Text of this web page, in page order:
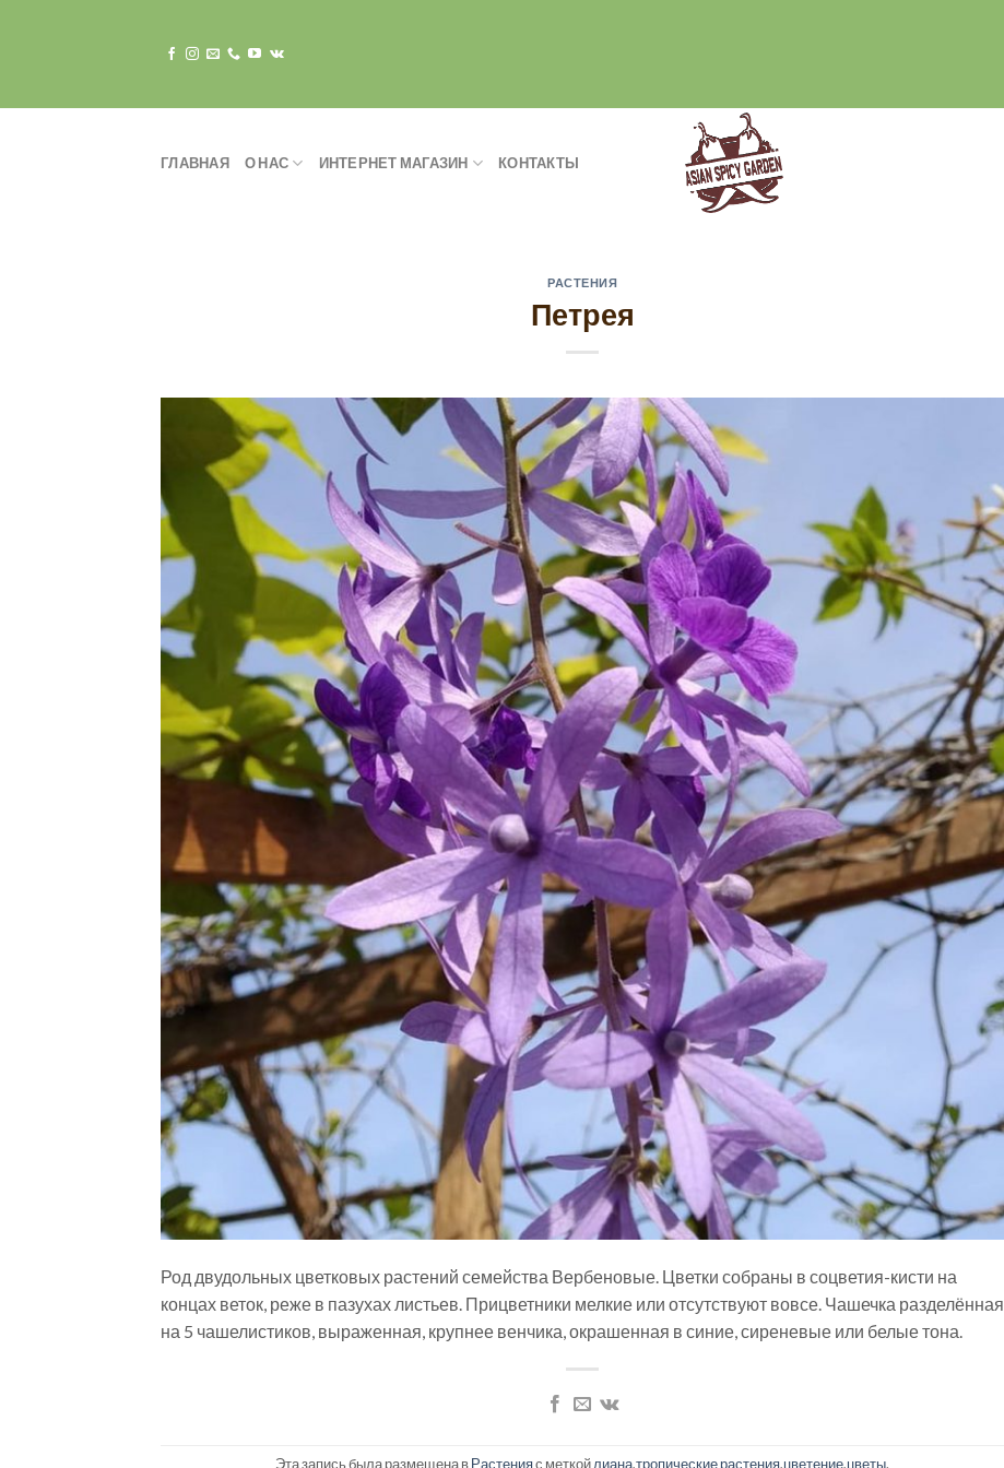
ГЛАВНАЯ О НАС ИНТЕРНЕТ МАГАЗИН КОНТАКТЫ
РАСТЕНИЯ
Петрея
Род двудольных цветковых растений семейства Вербеновые. Цветки собраны в соцветия-кисти на
концах веток, реже в пазухах листьев. Прицветники мелкие или отсутствуют вовсе. Чашечка разделённая
на 5 чашелистиков, выраженная, крупнее венчика, окрашенная в синие, сиреневые или белые тона.
Эта запись была размещена вРастенияс меткойлиана,тропические растения,цветение,цветы.